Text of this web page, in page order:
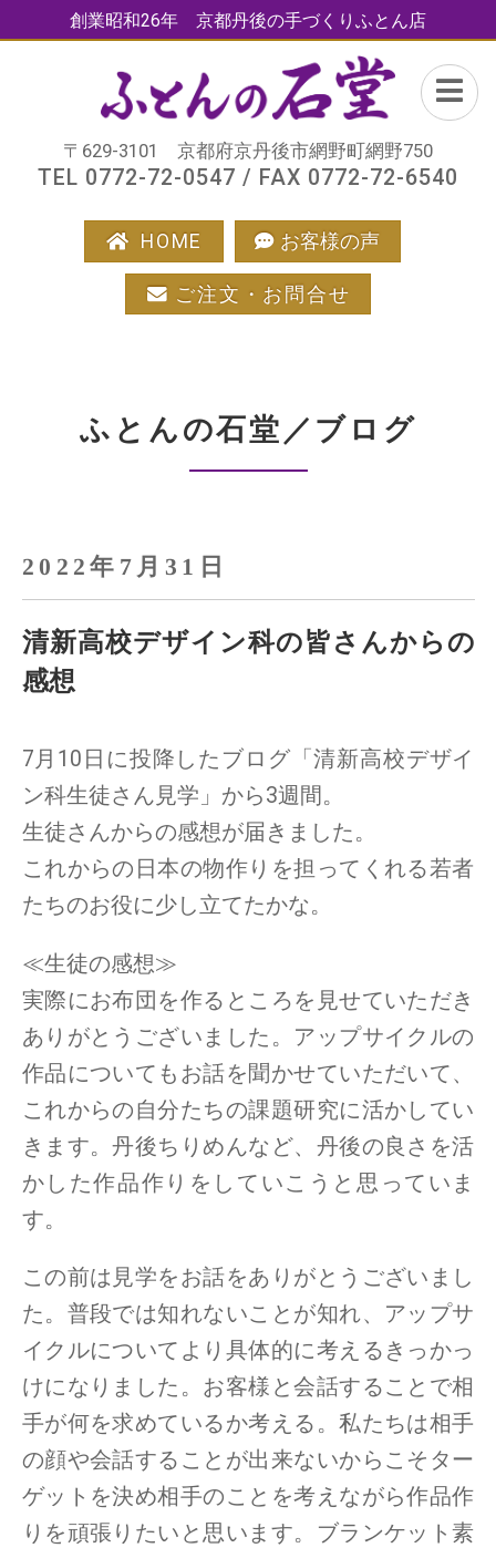
創業昭和26年 京都丹後の手づくりふとん店
〒629-3101 京都府京丹後市網野町網野750
TEL 0772-72-0547 / FAX 0772-72-6540
HOME お客様の声
ご注文・お問合せ
ふとんの石堂／ブログ
2022年7月31日
清新高校デザイン科の皆さんからの
感想
7月10日に投降したブログ「清新高校デザイ
ン科生徒さん見学」から3週間。
生徒さんからの感想が届きました。
これからの日本の物作りを担ってくれる若者
たちのお役に少し立てたかな。
≪生徒の感想≫
実際にお布団を作るところを見せていただき
ありがとうございました。アップサイクルの
作品についてもお話を聞かせていただいて、
これからの自分たちの課題研究に活かしてい
きます。丹後ちりめんなど、丹後の良さを活
かした作品作りをしていこうと思っていま
す。
この前は見学をお話をありがとうございまし
た。普段では知れないことが知れ、アップサ
イクルについてより具体的に考えるきっかっ
けになりました。お客様と会話することで相
手が何を求めているか考える。私たちは相手
の顔や会話することが出来ないからこそター
ゲットを決め相手のことを考えながら作品作
りを頑張りたいと思います。ブランケット素